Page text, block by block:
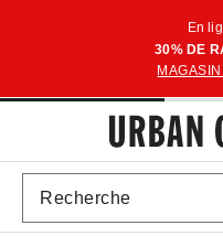
En
30% DE